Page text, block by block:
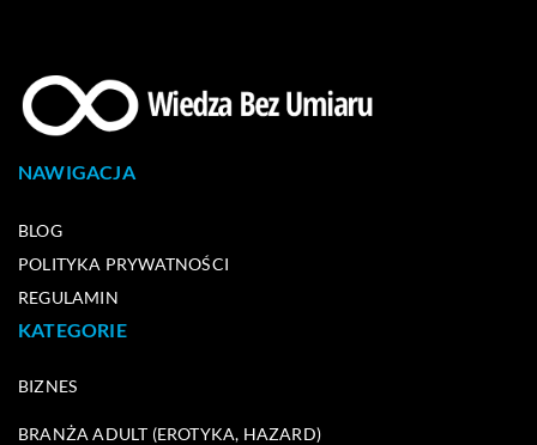
NAWIGACJA
BLOG
POLITYKA PRYWATNOŚCI
REGULAMIN
KATEGORIE
BIZNES
BRANŻA ADULT (EROTYKA, HAZARD)